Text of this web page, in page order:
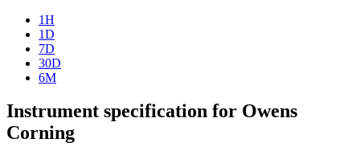
1H
1D
7D
30D
6M
Instrument specification for Owens
Corning